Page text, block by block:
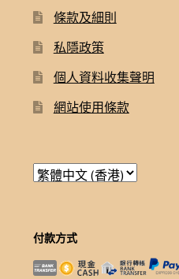
條款及細則
私隱政策
個人資料收集聲明
網站使用條款
付款方式